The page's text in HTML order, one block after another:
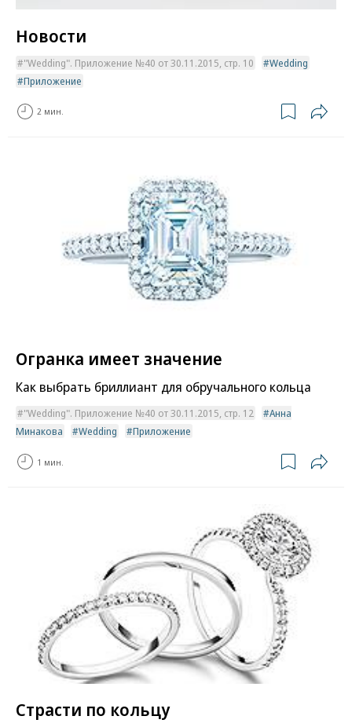
Новости
"Wedding". Приложение №40 от 30.11.2015, стр. 10
Wedding
Приложение
2 мин.
Огранка имеет значение
Как выбрать бриллиант для обручального кольца
"Wedding". Приложение №40 от 30.11.2015, стр. 12
Анна
Минакова
Wedding Приложение
1 мин.
Страсти по кольцу